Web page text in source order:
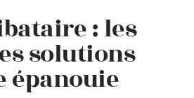
: les
solutions
épanouie